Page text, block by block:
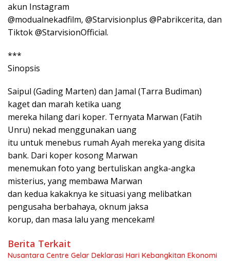
akun Instagram
@modualnekadfilm, @Starvisionplus @Pabrikcerita, dan
Tiktok @StarvisionOfficial.
***
Sinopsis
Saipul (Gading Marten) dan Jamal (Tarra Budiman)
kaget dan marah ketika uang
mereka hilang dari koper. Ternyata Marwan (Fatih
Unru) nekad menggunakan uang
itu untuk menebus rumah Ayah mereka yang disita
bank. Dari koper kosong Marwan
menemukan foto yang bertuliskan angka-angka
misterius, yang membawa Marwan
dan kedua kakaknya ke situasi yang melibatkan
pengusaha berbahaya, oknum jaksa
korup, dan masa lalu yang mencekam!
Berita Terkait
Nusantara Centre Gelar Deklarasi Hari Kebangkitan Ekonomi